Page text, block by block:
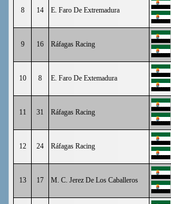
8 14 E. Faro De Extremadura
9 16 Ráfagas Racing
10 8 E. Faro De Extemadura
11 31 Ráfagas Racing
12 24 Ráfagas Racing
13 17 M. C. Jerez De Los Caballeros